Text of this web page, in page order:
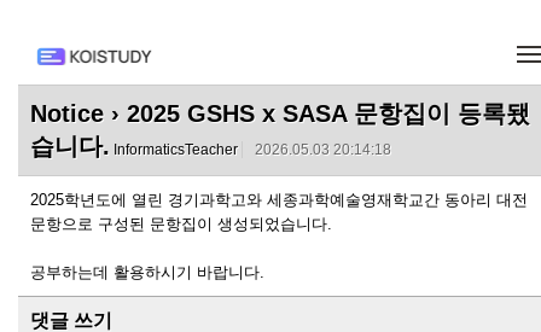
Notice › 2025 GSHS x SASA 문항집이 등록됐
습니다. InformaticsTeacher 2026.05.03 20:14:18
2025학년도에 열린 경기과학고와 세종과학예술영재학교간 동아리 대전
문항으로 구성된 문항집이 생성되었습니다.
공부하는데 활용하시기 바랍니다.
댓글 쓰기